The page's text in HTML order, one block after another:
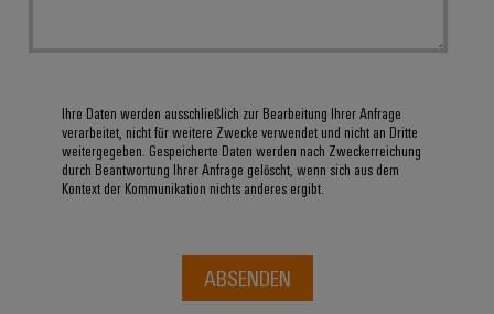
Ihre Daten werden ausschließlich zur Bearbeitung Ihrer Anfrage
verarbeitet, nicht für weitere Zwecke verwendet und nicht an Dritte
weitergegeben. Gespeicherte Daten werden nach Zweckerreichung
durch Beantwortung Ihrer Anfrage gelöscht, wenn sich aus dem
Kontext der Kommunikation nichts anderes ergibt.
ABSENDEN